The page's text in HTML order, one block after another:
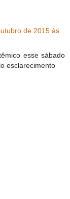
de 2015 às
esse sábado
esclarecimento